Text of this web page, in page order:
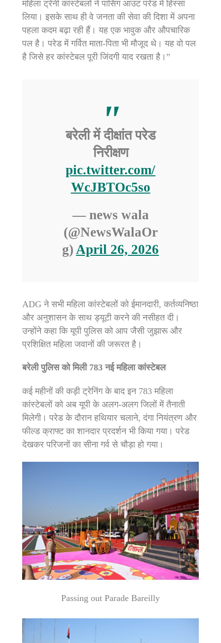
महिला ट्रेनी कांस्टेबलों ने पासिंग आउट परेड में हिस्सा
लिया। इसके साथ ही वे जनता की सेवा की दिशा में अपना
पहला कदम बढ़ा रही हैं। यह एक भावुक और औपचारिक
पल है। परेड में गर्वित माता-पिता भी मौजूद थे। यह वो पल
है जिसे हर कांस्टेबल पूरी जिंदगी याद रखता है।”
बरेली में दीक्षांत परेड
निरीक्षण
pic.twitter.com/
WcJBTOc5so
— news wala
(@NewsWalaOr
g) April 26, 2026
ADG ने सभी महिला कांस्टेबलों को ईमानदारी, कर्तव्यनिष्ठा
और अनुशासन के साथ ड्यूटी करने की नसीहत दी।
उन्होंने कहा कि यूपी पुलिस को आप जैसी जुझारू और
प्रशिक्षित महिला जवानों की जरूरत है।
बरेली पुलिस को मिली 783 नई महिला कांस्टेबल
कई महीनों की कड़ी ट्रेनिंग के बाद इन 783 महिला
कांस्टेबलों को अब यूपी के अलग-अलग जिलों में तैनाती
मिलेगी। परेड के दौरान हथियार चलाने, दंगा नियंत्रण और
फील्ड क्राफ्ट का शानदार प्रदर्शन भी किया गया। परेड
देखकर परिजनों का सीना गर्व से चौड़ा हो गया।
Passing out Parade Bareilly